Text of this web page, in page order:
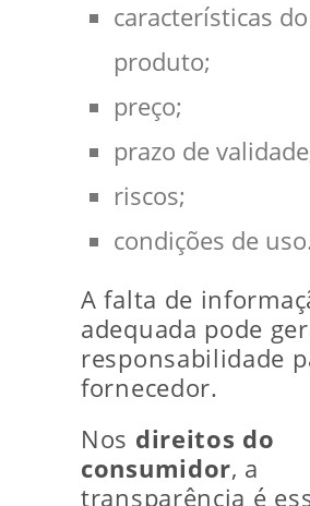
características do
produto;
preço;
prazo de
riscos;
condições de
A falta de
adequada pode
responsabilidade
fornecedor.
Nos direitos do
consumidor, a
transparência é